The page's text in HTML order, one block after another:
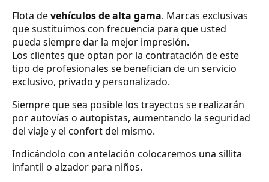
Flota devehículos de alta gama. Marcas exclusivas
que sustituimos con frecuencia para que usted
pueda siempre dar la mejor impresión.
Los clientes que optan por la contratación de este
tipo de profesionales se benefician de un servicio
exclusivo, privado y personalizado.
Siempre que sea posible los trayectos se realizarán
por autovías o autopistas, aumentando la seguridad
del viaje y el confort del mismo.
Indicándolo con antelación colocaremos una sillita
infantil o alzador para niños.